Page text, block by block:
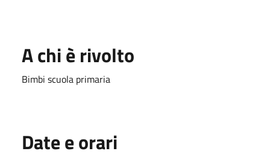
A chi è rivolto
Bimbi scuola primaria
Date e orari